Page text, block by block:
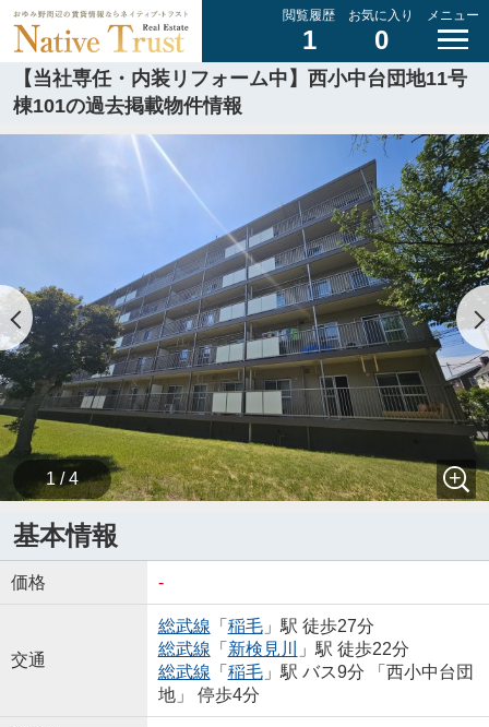
閲覧履歴
1
お気に入り
0
メニュー
【当社専任・内装リフォーム中】西小中台団地11号
棟101の過去掲載物件情報
1 / 4
基本情報
価格 -
交通
総武線 「 稲毛」駅 徒歩27分
総武線 「 新検見川
」駅 徒歩22分
総武線 「 稲毛」駅 バス9分 「西小中台団
地」 停歩4分